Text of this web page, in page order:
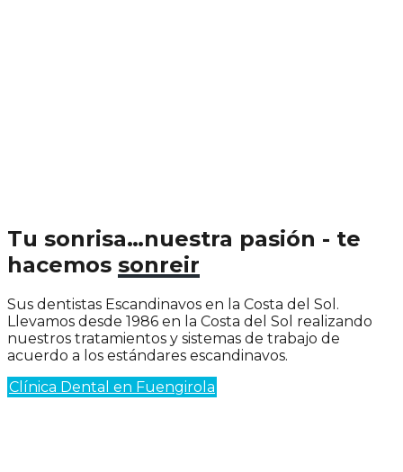
Tu sonrisa…nuestra pasión - te
hacemos sonreir
Sus dentistas Escandinavos en la Costa del Sol.
Llevamos desde 1986 en la Costa del Sol realizando
nuestros tratamientos y sistemas de trabajo de
acuerdo a los estándares escandinavos.
Clínica Dental en Fuengirola